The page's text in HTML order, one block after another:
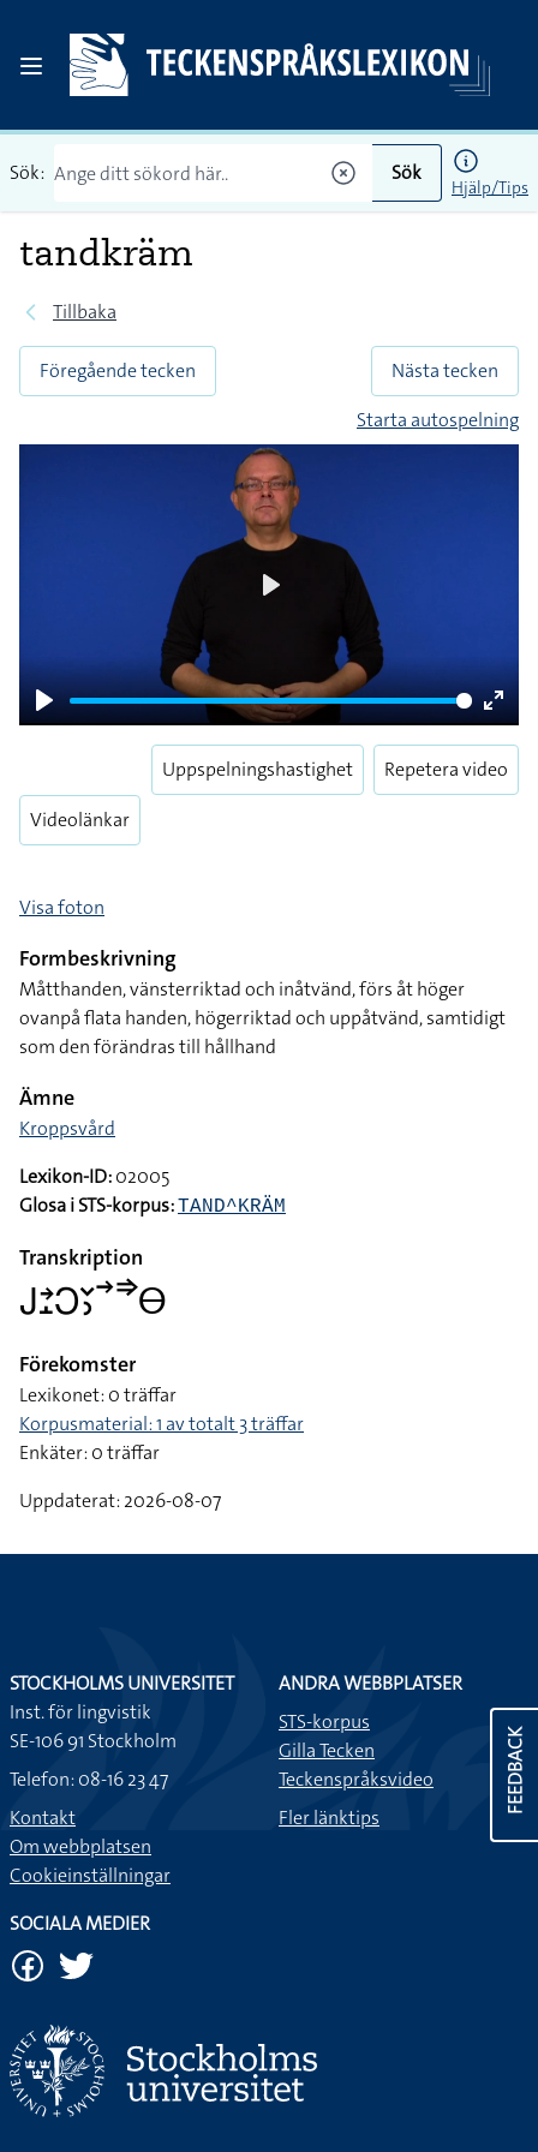
Sök: Sök
Hjälp/Tips
tandkräm
Tillbaka
Föregående tecken
Nästa tecken
Starta autospelning
Play
Enter
Videolänkar
Uppspelningshastighet Repetera video
Visa foton
Formbeskrivning
Måtthanden, vänsterriktad och inåtvänd, förs åt höger
ovanpå flata handen, högerriktad och uppåtvänd, samtidigt
som den förändras till hållhand
Ämne
Kroppsvård
Lexikon-ID:02005
Glosa i STS-korpus: TAND^KRÄM
Transkription
􌤢􌥔􌤸􌥋􌥖􌤶􌥣􌦆􌤫
Förekomster
Lexikonet: 0 träffar
Korpusmaterial: 1 av totalt 3 träffar
Enkäter: 0 träffar
Uppdaterat: 2026-08-07
FEEDBACK
STOCKHOLMS UNIVERSITET
Inst. för lingvistik
SE-106 91 Stockholm
Telefon: 08-16 23 47
Kontakt
Om webbplatsen
Cookieinställningar
ANDRA WEBBPLATSER
STS-korpus
Gilla Tecken
Teckenspråksvideo
Fler länktips
SOCIALA MEDIER